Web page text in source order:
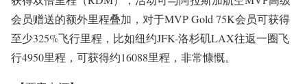
会员赠送的额外里程叠加，对于MVP Gold 75K会员可获得
至少325%飞行里程，比如纽约JFK-洛杉矶LAX往返一圈飞
行4950里程，可获得约16088里程，非常慷慨。